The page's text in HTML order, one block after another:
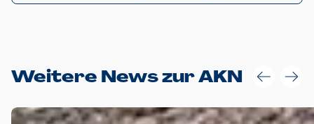
Weitere News zur AKN